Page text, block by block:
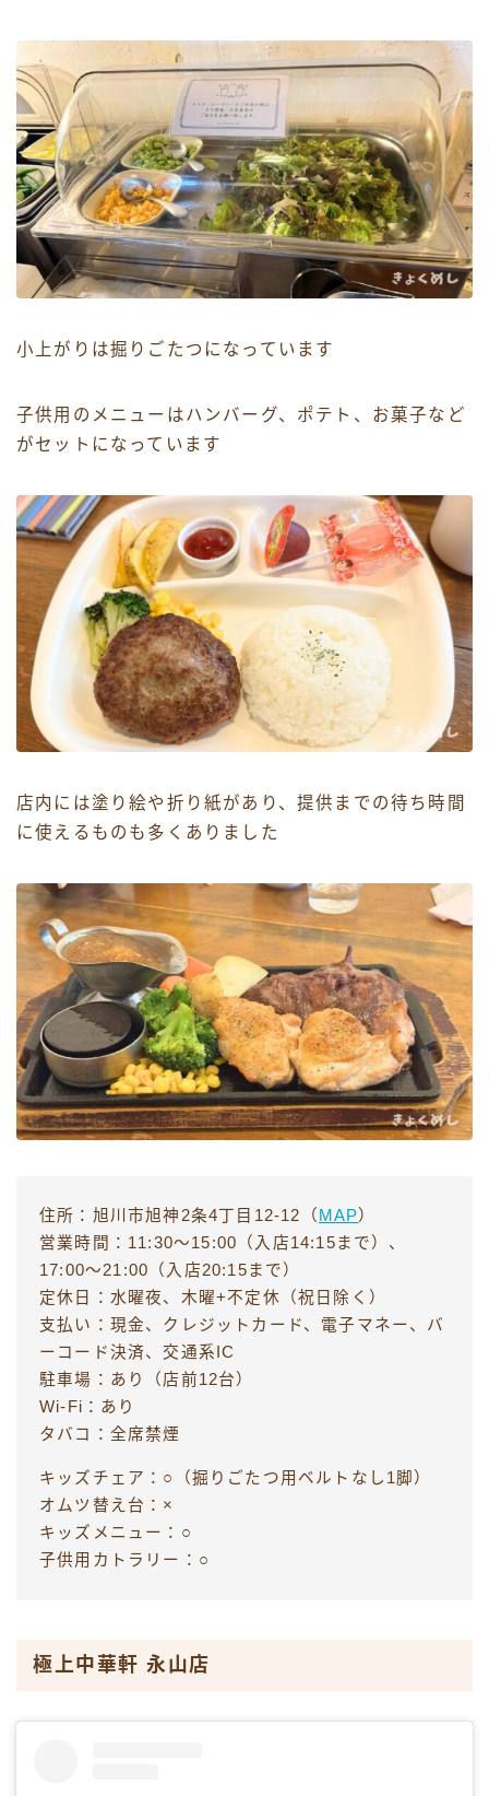
小上がりは掘りごたつになっています
子供用のメニューはハンバーグ、ポテト、お菓子など
がセットになっています
店内には塗り絵や折り紙があり、提供までの待ち時間
に使えるものも多くありました
住所：旭川市旭神2条4丁目12-12（ MAP）
営業時間：11:30〜15:00（入店14:15まで）、
17:00〜21:00（入店20:15まで）
定休日：水曜夜、木曜+不定休（祝日除く）
支払い：現金、クレジットカード、電子マネー、バ
ーコード決済、交通系IC
駐車場：あり（店前12台）
Wi-Fi：あり
タバコ：全席禁煙
キッズチェア：○（掘りごたつ用ベルトなし1脚）
オムツ替え台：×
キッズメニュー：○
子供用カトラリー：○
極上中華軒 永山店